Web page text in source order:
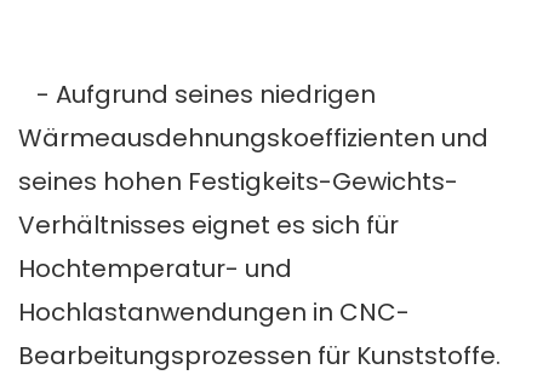
- Aufgrund seines niedrigen
Wärmeausdehnungskoeffizienten und
seines hohen Festigkeits-Gewichts-
Verhältnisses eignet es sich für
Hochtemperatur- und
Hochlastanwendungen in CNC-
Bearbeitungsprozessen für Kunststoffe.